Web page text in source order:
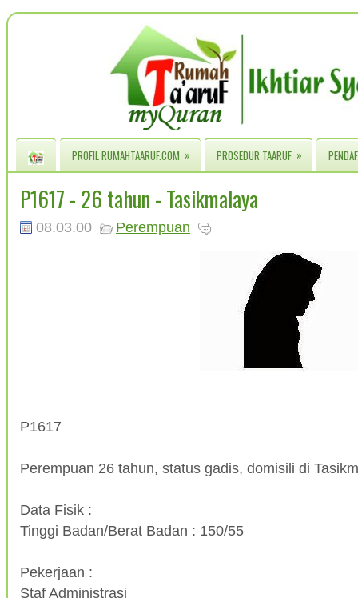
PROFIL RUMAHTAARUF.COM » PROSEDUR TAARUF »
P1617 - 26 tahun - Tasikmalaya
08.03.00 Perempuan
P1617
Perempuan 26 tahun, status gadis, domisili di
Data Fisik :
Tinggi Badan/Berat Badan : 150/55
Pekerjaan :
Staf Administrasi